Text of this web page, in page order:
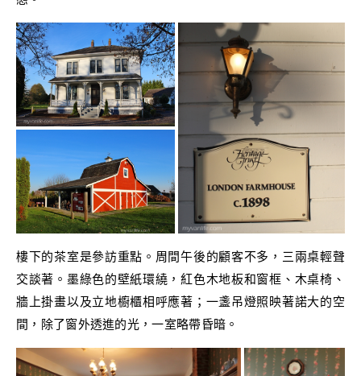
樓下的茶室是參訪重點。周間午後的顧客不多，三兩桌輕聲
交談著。墨綠色的壁紙環繞，紅色木地板和窗框、木桌椅、
牆上掛畫以及立地櫥櫃相呼應著；一盞吊燈照映著諾大的空
間，除了窗外透進的光，一室略帶昏暗。